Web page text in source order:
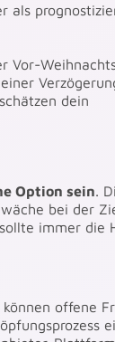
als
Vor-
dein
Option sein.
bei der
immer die
offene